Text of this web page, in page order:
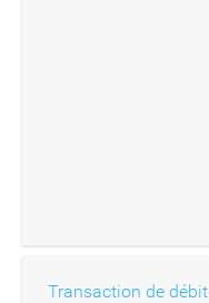
Transaction de débit